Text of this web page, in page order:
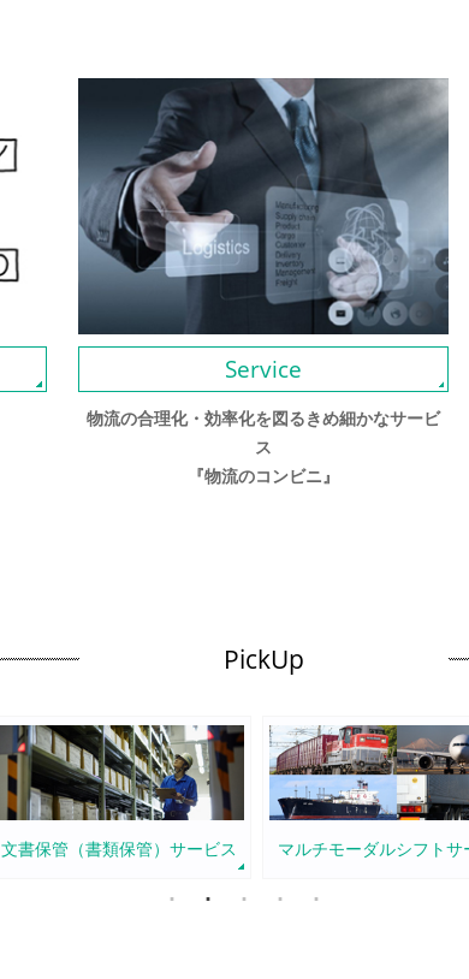
Service
物流の合理化・効率化を図るきめ細かなサービ
ス
『物流のコンビニ』
PickUp
文書保管（書類保管）サービス マルチモーダルシフトサ